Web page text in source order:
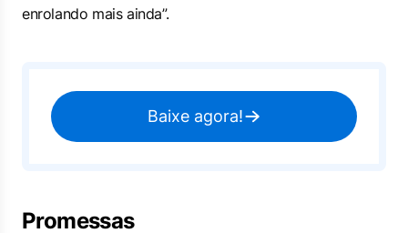
enrolando mais ainda”.
Baixe agora!
Promessas